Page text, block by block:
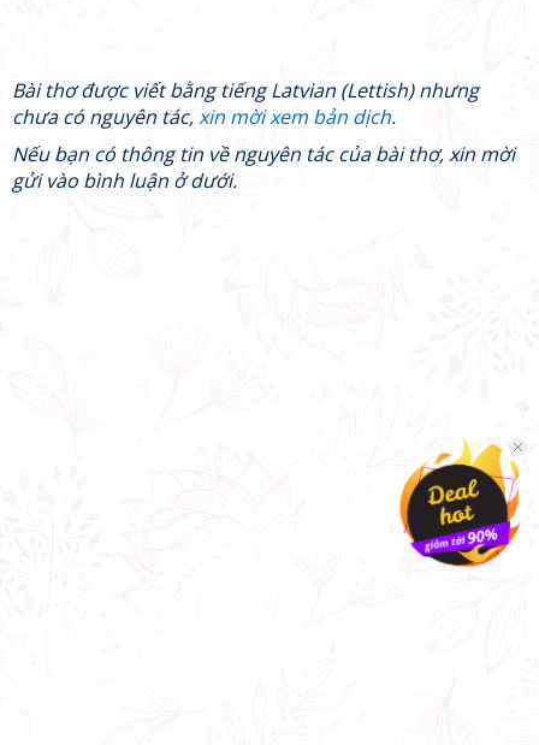
Bài thơ được viết bằng tiếng Latvian (Lettish) nhưng
chưa có nguyên tác,xin mời xem bản dịch.
Nếu bạn có thông tin về nguyên tác của bài thơ, xin mời
gửi vào bình luận ở dưới.